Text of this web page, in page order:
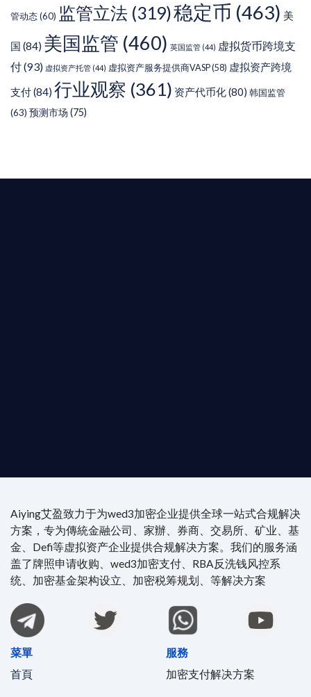
管动态(60) 监管立法 (319)稳定币 (463) 美
国 (84) 美国监管 (460) 英国监管 (44) 虚拟货币跨境支
付(93) 虚拟资产托管 (44) 虚拟资产服务提供商VASP(58) 虚拟资产跨境
支付(84) 行业观察 (361) 资产代币化(80) 韩国监管
(63) 预测市场 (75)
Aiying艾盈致力于为wed3加密企业提供全球一站式合规解决
方案，专为傳統金融公司、家辦、券商、交易所、矿业、基
金、Defi等虚拟资产企业提供合规解决方案。我们的服务涵
盖了牌照申请收购、wed3加密支付、RBA反洗钱风控系
统、加密基金架构设立、加密税筹规划、等解决方案
菜單
首頁
服務
加密支付解决方案